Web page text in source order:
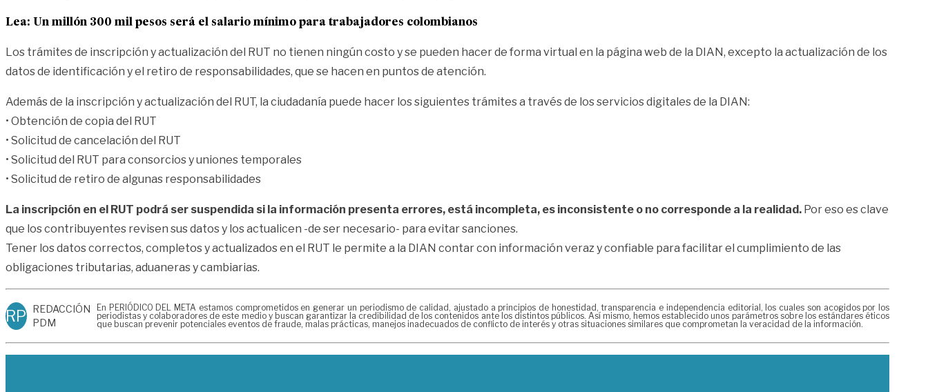
Lea: Un millón 300 mil pesos será el salario mínimo para trabajadores colombianos
Los trámites de inscripción y actualización del RUT no tienen ningún costo y se pueden hacer de forma virtual en la página web de la DIAN, excepto la actualización de los
datos de identificación y el retiro de responsabilidades, que se hacen en puntos de atención.
Además de la inscripción y actualización del RUT, la ciudadanía puede hacer los siguientes trámites a través de los servicios digitales de la DIAN:
• Obtención de copia del RUT
• Solicitud de cancelación del RUT
• Solicitud del RUT para consorcios y uniones temporales
• Solicitud de retiro de algunas responsabilidades
La inscripción en el RUT podrá ser suspendida si la información presenta errores, está incompleta, es inconsistente o no corresponde a la realidad. Por eso es clave
que los contribuyentes revisen sus datos y los actualicen -de ser necesario- para evitar sanciones.
Tener los datos correctos, completos y actualizados en el RUT le permite a la DIAN contar con información veraz y confiable para facilitar el cumplimiento de las
obligaciones tributarias, aduaneras y cambiarias.
RP REDACCIÓN
PDM
En PERIÓDICO DEL META estamos comprometidos en generar un periodismo de calidad, ajustado a principios de honestidad, transparencia e independencia editorial, los cuales son acogidos por los
periodistas y colaboradores de este medio y buscan garantizar la credibilidad de los contenidos ante los distintos públicos. Así mismo, hemos establecido unos parámetros sobre los estándares éticos
que buscan prevenir potenciales eventos de fraude, malas prácticas, manejos inadecuados de conflicto de interés y otras situaciones similares que comprometan la veracidad de la información.